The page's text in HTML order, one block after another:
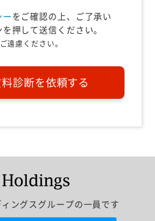
ー をご確認の上、ご了承い
押して送信ください。
遠慮ください。
ングスグループの一員です